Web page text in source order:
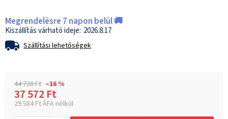
Megrendelèsre 7 napon belül 🚚
2026.8.17
Szállítási lehetőségek
44 728 Ft –16 %
37 572 Ft
29 584 Ft ÁFA nélkül